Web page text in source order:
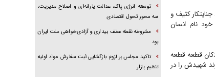
کثیف و
نام انسان
قطعه قطعه
شهیدش را در
توسعه انرژی پاک، عدالت یارانه‌ای و اصلاح مدیریت،
سه محور تحول اقتصادی
مشروطه نقطه عطف بیداری و آزادی‌خواهی ملت ایران
بود
تاکید مجلس بر لزوم بازگشایی ثبت سفارش مواد اولیه
تنظیم بازار